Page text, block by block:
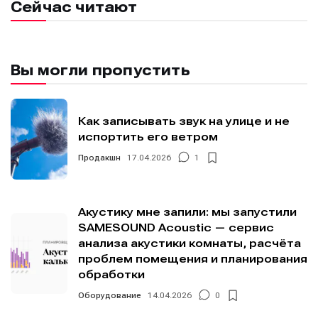
О проекте Реклама
О проекте Реклама
Сейчас читают
Вы могли пропустить
Как записывать звук на улице и не
испортить его ветром
Продакшн 17.04.2026 1
Акустику мне запили: мы запустили
SAMESOUND Acoustic — сервис
анализа акустики комнаты, расчёта
проблем помещения и планирования
обработки
Оборудование 14.04.2026 0